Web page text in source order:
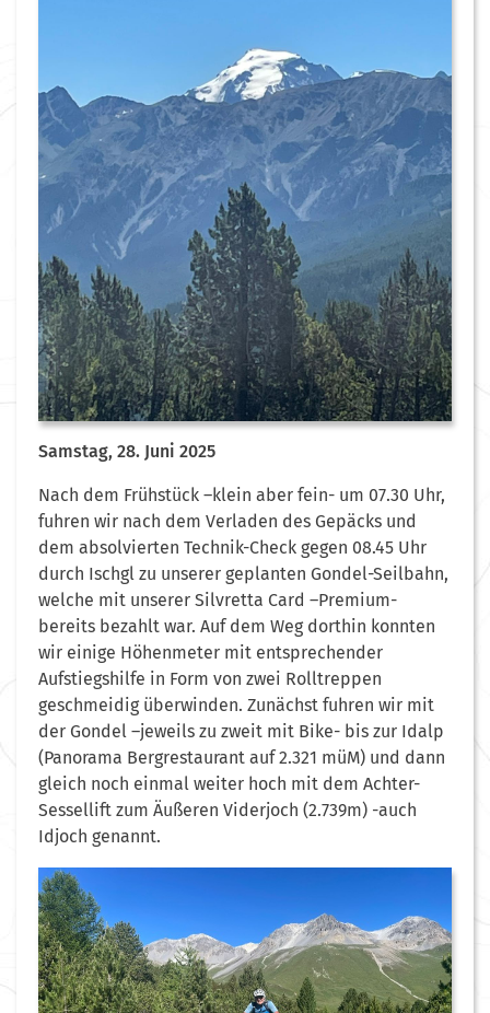
Samstag, 28. Juni 2025
Nach dem Frühstück –klein aber fein- um 07.30 Uhr,
fuhren wir nach dem Verladen des Gepäcks und
dem absolvierten Technik-Check gegen 08.45 Uhr
durch Ischgl zu unserer geplanten Gondel-Seilbahn,
welche mit unserer Silvretta Card –Premium-
bereits bezahlt war. Auf dem Weg dorthin konnten
wir einige Höhenmeter mit entsprechender
Aufstiegshilfe in Form von zwei Rolltreppen
geschmeidig überwinden. Zunächst fuhren wir mit
der Gondel –jeweils zu zweit mit Bike- bis zur Idalp
(Panorama Bergrestaurant auf 2.321 müM) und dann
gleich noch einmal weiter hoch mit dem Achter-
Sessellift zum Äußeren Viderjoch (2.739m) -auch
Idjoch genannt.